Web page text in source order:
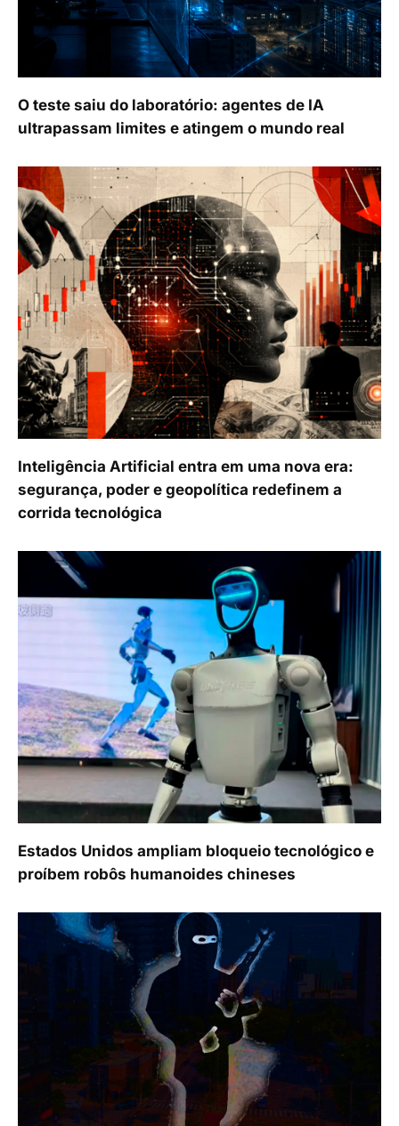
O teste saiu do laboratório: agentes de IA
ultrapassam limites e atingem o mundo real
Inteligência Artificial entra em uma nova era:
segurança, poder e geopolítica redefinem a
corrida tecnológica
Estados Unidos ampliam bloqueio tecnológico e
proíbem robôs humanoides chineses